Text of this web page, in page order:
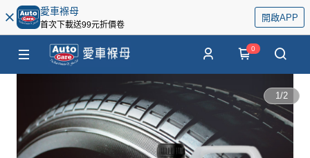
愛車褓母
首次下載送99元折價卷
開啟APP
0
1/2